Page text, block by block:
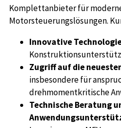
Komplettanbieter für
Motorsteuerungslösungen.
Innovative
Zugriff auf die
insbesondere für
drehmomentkritische
Technische Beratung